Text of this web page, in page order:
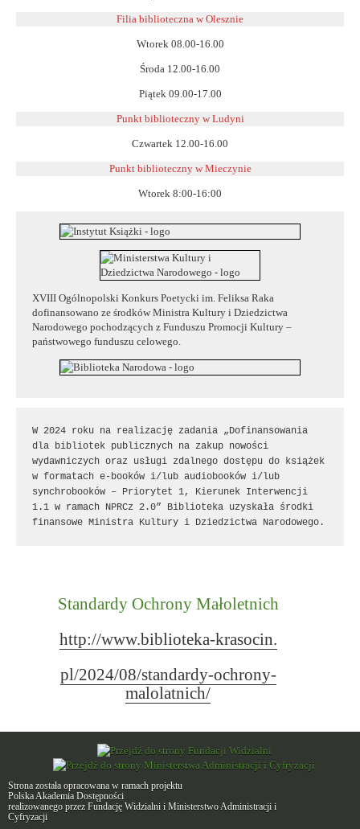
Filia biblioteczna w Olesznie
Wtorek 08.00-16.00
Środa 12.00-16.00
Piątek 09.00-17.00
Punkt biblioteczny w Ludyni
Czwartek 12.00-16.00
Punkt biblioteczny w Mieczynie
Wtorek 8:00-16:00
XVIII Ogólnopolski Konkurs Poetycki im. Feliksa Raka
dofinansowano ze środków Ministra Kultury i Dziedzictwa
Narodowego pochodzących z Funduszu Promocji Kultury –
państwowego funduszu celowego.
W 2024 roku na realizację zadania „Dofinansowania
dla bibliotek publicznych na zakup nowości
wydawniczych oraz usługi zdalnego dostępu do książek
w formatach e-booków i/lub audiobooków i/lub
synchrobooków – Priorytet 1, Kierunek Interwencji
1.1 w ramach NPRCz 2.0” Biblioteka uzyskała środki
finansowe Ministra Kultury i Dziedzictwa Narodowego.
Standardy Ochrony Małoletnich
http://www.biblioteka-krasocin.
pl/2024/08/standardy-ochrony-
malolatnich/
Strona została opracowana w ramach projektu
Polska Akademia Dostępności
realizowanego przez Fundację Widzialni i Ministerstwo Administracji i
Cyfryzacji